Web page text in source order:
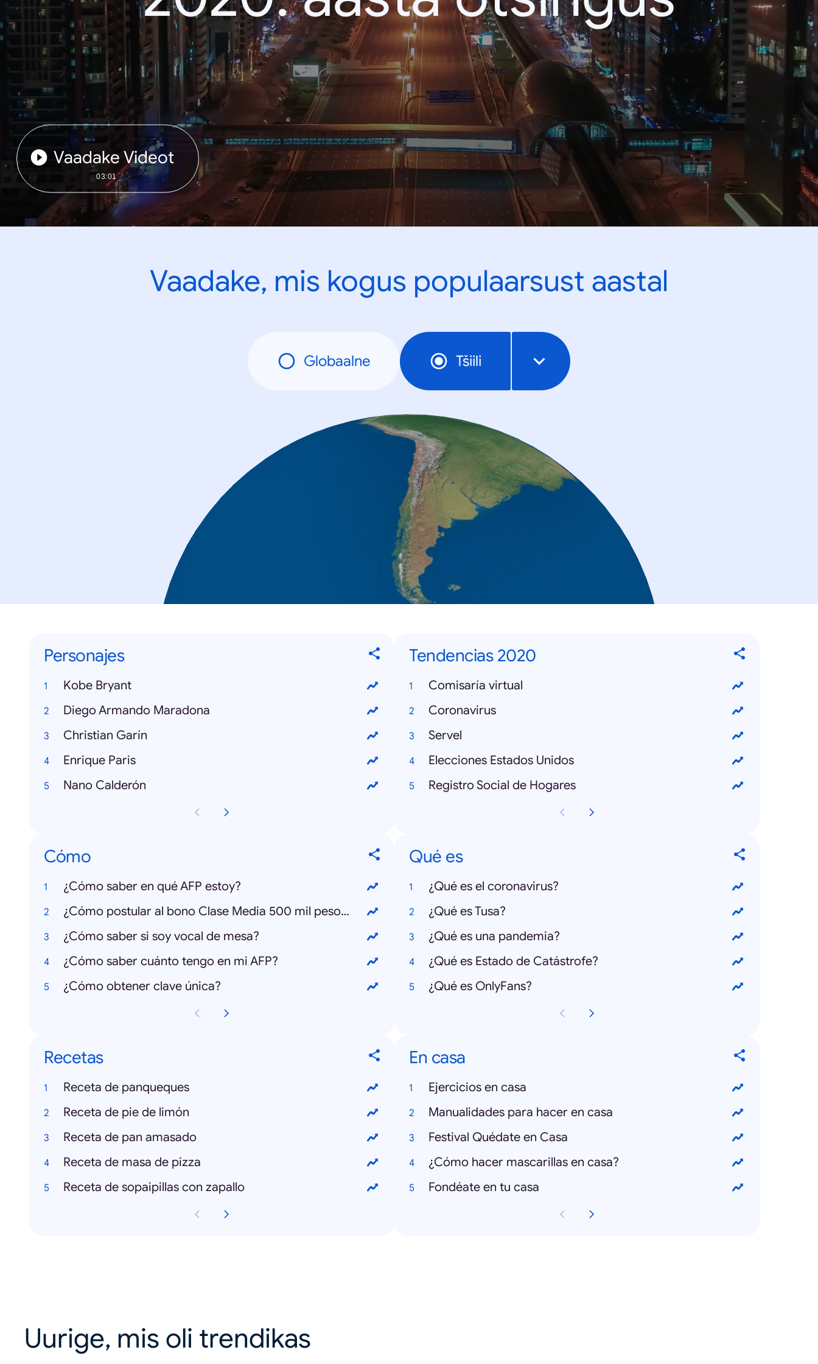
Vaadake Videot
03:01
Vaadake, mis kogus populaarsust aastal
Globaalne Tšiili
Personajes
Kobe Bryant
Diego Armando Maradona
Christian Garín
Enrique Paris
Nano Calderón
Tendencias 2020
Comisaría virtual
Coronavirus
Servel
Elecciones Estados Unidos
Registro Social de Hogares
Cómo
¿Cómo saber en qué AFP estoy?
¿Cómo postular al bono Clase Media 500 mil pesos?
¿Cómo saber si soy vocal de mesa?
¿Cómo saber cuánto tengo en mi AFP?
¿Cómo obtener clave única?
Qué es
¿Qué es el coronavirus?
¿Qué es Tusa?
¿Qué es una pandemia?
¿Qué es Estado de Catástrofe?
¿Qué es OnlyFans?
Recetas
Receta de panqueques
Receta de pie de limón
Receta de pan amasado
Receta de masa de pizza
Receta de sopaipillas con zapallo
En casa
Ejercicios en casa
Manualidades para hacer en casa
Festival Quédate en Casa
¿Cómo hacer mascarillas en casa?
Fondéate en tu casa
Uurige, mis oli trendikas